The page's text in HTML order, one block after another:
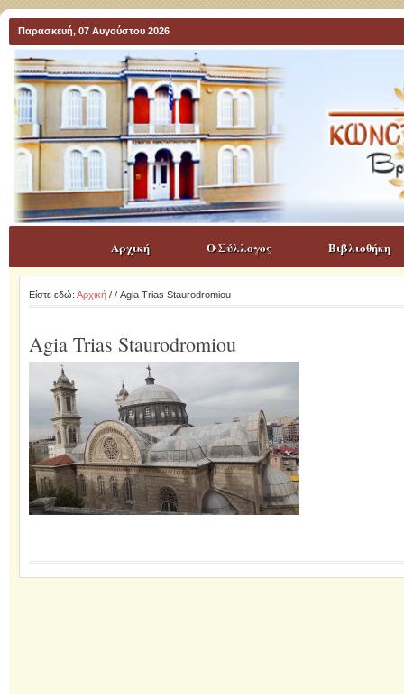
Παρασκευή, 07 Αυγούστου 2026
Αρχική Ο Σύλλογος Βιβλιοθήκη
Είστε εδώ: Αρχική/ / Agia Trias Staurodromiou
Agia Trias Staurodromiou